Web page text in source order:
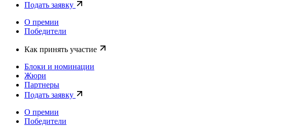
Подать заявку
О премии
Победители
Как принять участие
Блоки и номинации
Жюри
Партнеры
Подать заявку
О премии
Победители